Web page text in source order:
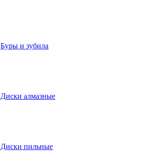
Буры и зубила
Диски алмазные
Диски пильные